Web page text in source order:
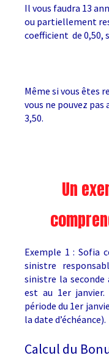
Il vous faudra 13
ou partiellement
coefficient de 0,50,
Même si vous êtes
vous ne pouvez
3,50.
Un
Exemple 1 : Sofia
sinistre
sinistre la seconde
est au 1er
période du 1er
la date d’échéance).
Calcul du